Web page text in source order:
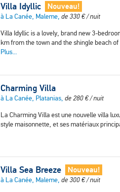
Villa Idyllic Nouveau!
à La Canée, Maleme, de330€/ nuit
Villa Idyllic is a lovely, brand new 3-
km from the town and the shingle beach
Plus...
Charming Villa
à La Canée, Platanias, de280€/ nuit
La Charming Villa est une nouvelle villa
style maisonnette, et ses matériaux
Villa Sea Breeze Nouveau!
à La Canée, Maleme, de300€/ nuit